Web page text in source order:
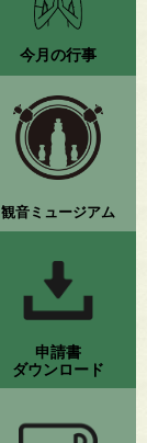
今月の行事
観音ミュージアム
申請書
ダウンロード